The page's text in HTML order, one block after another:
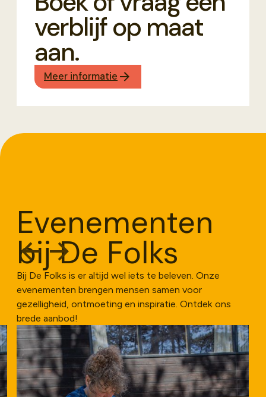
verblijf op maat
aan.
Meer informatie
Evenementen
bij De Folks
Bij De Folks is er altijd wel iets te beleven. Onze
evenementen brengen mensen samen voor
gezelligheid, ontmoeting en inspiratie. Ontdek ons
brede aanbod!